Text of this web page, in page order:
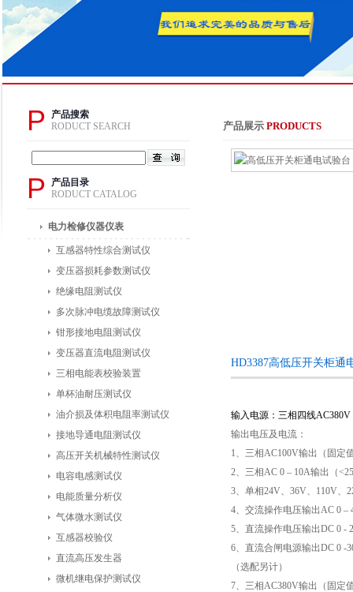
P
产品搜索
RODUCT SEARCH
P
产品目录
RODUCT CATALOG
电力检修仪器仪表
互感器特性综合测试仪
变压器损耗参数测试仪
绝缘电阻测试仪
多次脉冲电缆故障测试仪
钳形接地电阻测试仪
变压器直流电阻测试仪
三相电能表校验装置
单杯油耐压测试仪
油介损及体积电阻率测试仪
接地导通电阻测试仪
高压开关机械特性测试仪
电容电感测试仪
电能质量分析仪
气体微水测试仪
互感器校验仪
直流高压发生器
微机继电保护测试仪
产品展示 PRODUCTS
HD3387高低压开关柜通
输入电源：三相四线AC380V
输出电压及电流：
1、三相AC100V输出
2、三相AC 0 – 10A输出
3、单相24V、36V、
4、交流操作电压输出AC
5、直流操作电压输出
6、直流合闸电源输出DC
（选配另计）
7、三相AC380V输出（